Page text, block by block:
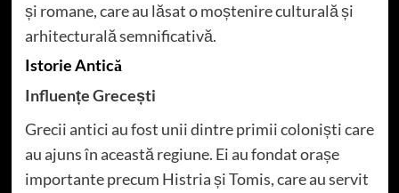
și romane, care au lăsat o moștenire culturală și
arhitecturală semnificativă.
Istorie Antică
Influențe Grecești
Grecii antici au fost unii dintre primii coloniști care
au ajuns în această regiune. Ei au fondat orașe
importante precum Histria și Tomis, care au servit